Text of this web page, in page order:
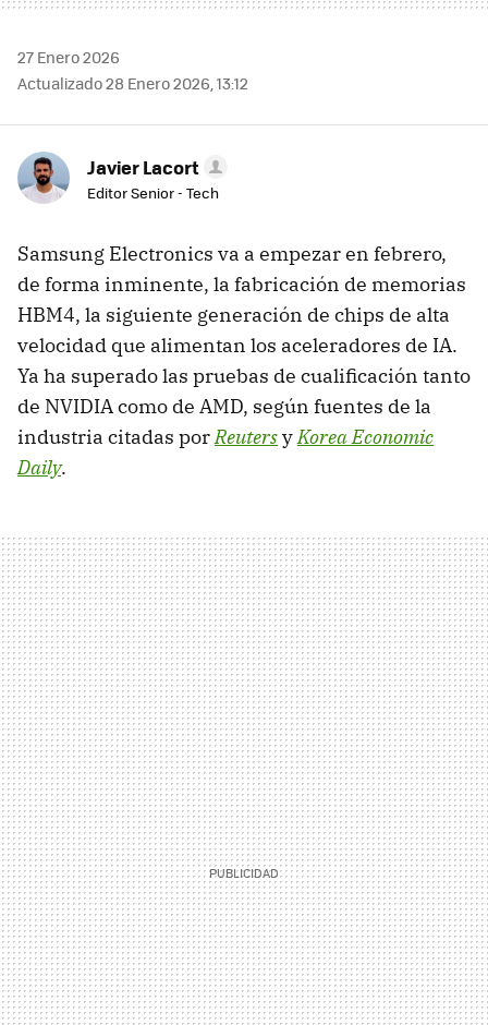
27 Enero 2026
Actualizado 28 Enero 2026, 13:12
Javier Lacort
Editor Senior - Tech
Samsung Electronics va a empezar en febrero,
de forma inminente, la fabricación de memorias
HBM4, la siguiente generación de chips de alta
velocidad que alimentan los aceleradores de IA.
Ya ha superado las pruebas de cualificación tanto
de NVIDIA como de AMD, según fuentes de la
industria citadas porReutersyKorea Economic
Daily.